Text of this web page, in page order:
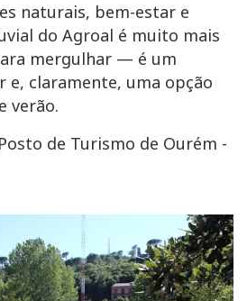
naturais, bem-estar e
do Agroal é muito mais
mergulhar — é um
e, claramente, uma opção
verão.
Posto de Turismo de Ourém -